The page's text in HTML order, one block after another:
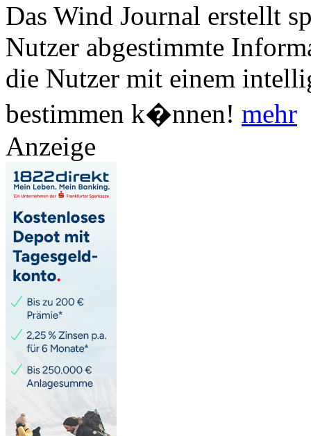
Das Wind Journal erstellt
Nutzer abgestimmte
die Nutzer mit einem
bestimmen k�nnen! mehr
Anzeige